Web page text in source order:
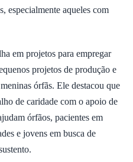
especialmente aqueles com
em projetos para empregar
projetos de produção e
órfãs. Ele destacou que
de caridade com o apoio de
órfãos, pacientes em
e jovens em busca de